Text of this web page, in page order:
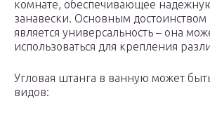
комнате, обеспечивающее
занавески. Основным достоинством
является универсальность – она
использоваться для крепления
Угловая штанга в ванную может
видов: